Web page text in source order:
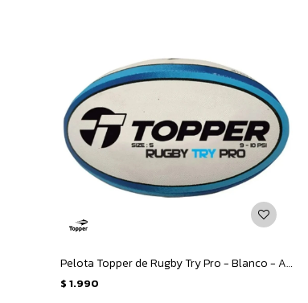
Pelota Topper de Rugby Try Pro - Blanco - Azul
$ 1.990